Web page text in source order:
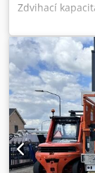
Zdvihací
centrum